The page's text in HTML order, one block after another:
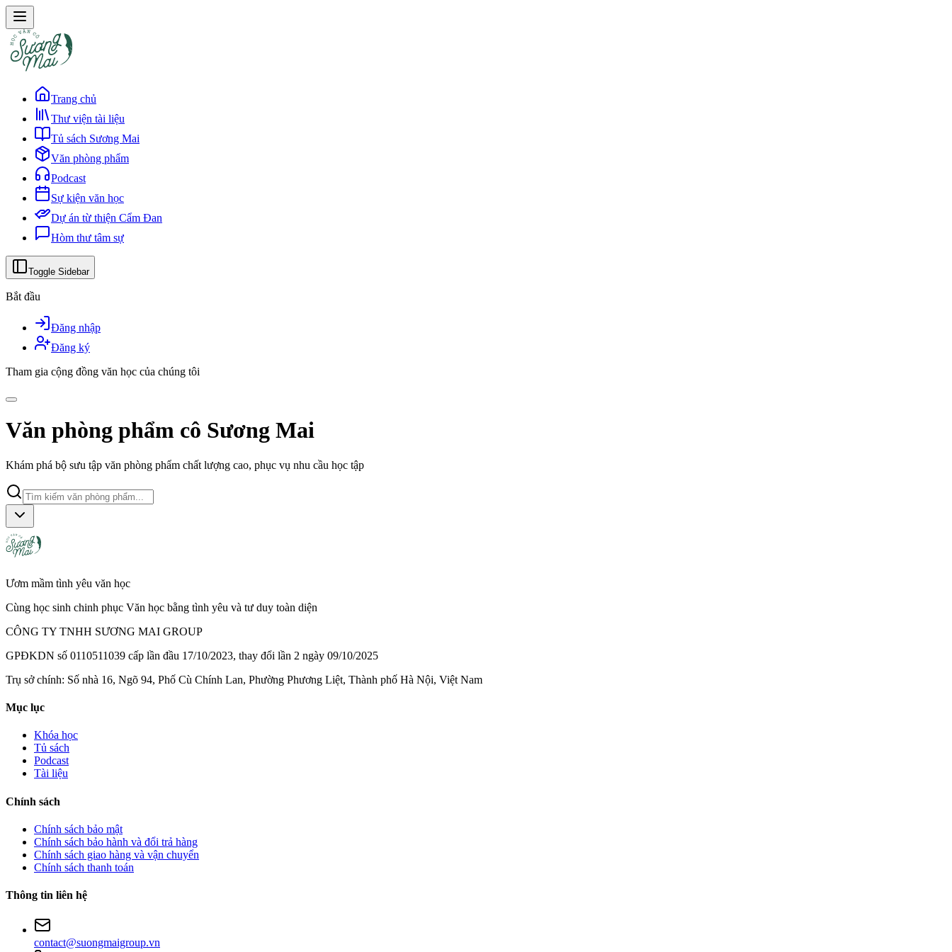
Trang chủ
Thư viện tài liệu
Tủ sách Sương Mai
Văn phòng phẩm
Podcast
Sự kiện văn học
Dự án từ thiện Cẩm Đan
Hòm thư tâm sự
Toggle Sidebar
Bắt đầu
Đăng nhập
Đăng ký
Tham gia cộng đồng văn học của chúng tôi
Văn phòng phẩm cô Sương Mai
Khám phá bộ sưu tập văn phòng phẩm chất lượng cao, phục vụ nhu cầu học tập
Ươm mầm tình yêu văn học
Cùng học sinh chinh phục Văn học bằng tình yêu và tư duy toàn diện
CÔNG TY TNHH SƯƠNG MAI GROUP
GPĐKDN số 0110511039 cấp lần đầu 17/10/2023, thay đổi lần 2 ngày 09/10/2025
Trụ sở chính: Số nhà 16, Ngõ 94, Phố Cù Chính Lan, Phường Phương Liệt, Thành phố Hà Nội, Việt Nam
Mục lục
Khóa học
Tủ sách
Podcast
Tài liệu
Chính sách
Chính sách bảo mật
Chính sách bảo hành và đổi trả hàng
Chính sách giao hàng và vận chuyển
Chính sách thanh toán
Thông tin liên hệ
contact@suongmaigroup.vn